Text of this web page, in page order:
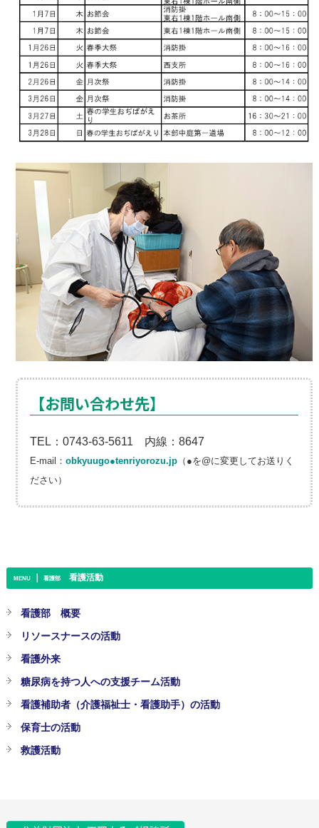
【お問い合わせ先】
TEL：0743-63-5611 内線：8647
E-mail：obkyuugo●tenriyorozu.jp （●を@に変更してお送りく
ださい）
MENU｜ 看護部看護活動
看護部 概要
リソースナースの活動
看護外来
糖尿病を持つ人への支援チーム活動
看護補助者（介護福祉士・看護助手）の活動
保育士の活動
救護活動